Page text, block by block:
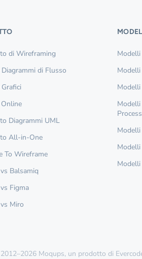
di Wireframing
Diagrammi di Flusso
Diagrammi UML
All-in-One
To Wireframe
Balsamiq
Figma
Miro
Modelli
Moqups, un prodotto di